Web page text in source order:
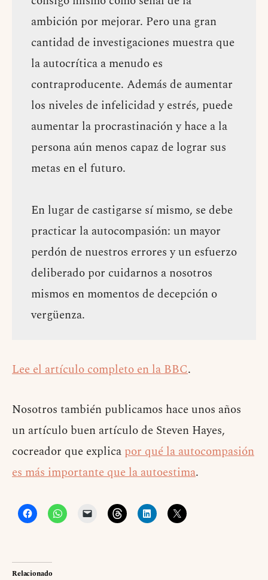
ambición por mejorar. Pero una gran
cantidad de investigaciones muestra que
la autocrítica a menudo es
contraproducente. Además de aumentar
los niveles de infelicidad y estrés, puede
aumentar la procrastinación y hace a la
persona aún menos capaz de lograr sus
metas en el futuro.
En lugar de castigarse sí mismo, se debe
practicar la autocompasión: un mayor
perdón de nuestros errores y un esfuerzo
deliberado por cuidarnos a nosotros
mismos en momentos de decepción o
vergüenza.
Lee el artículo completo en la BBC.
Nosotros también publicamos hace unos años
un artículo buen artículo de Steven Hayes,
cocreador que explica por qué la autocompasión
es más importante que la autoestima.
Relacionado